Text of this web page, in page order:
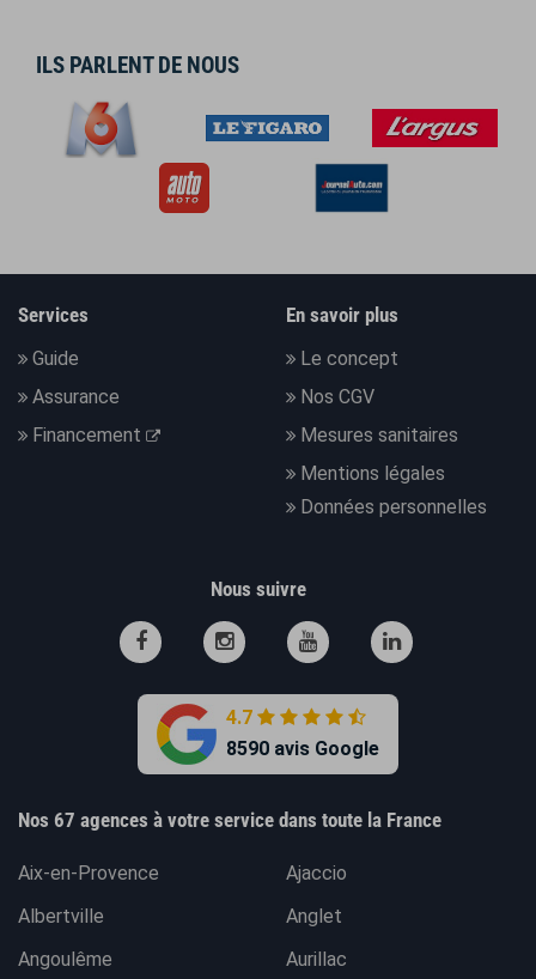
ILS PARLENT DE NOUS
Services
Guide
Assurance
Financement
En savoir plus
Le concept
Nos CGV
Mesures sanitaires
Mentions légales
Données personnelles
Nous suivre
4.7
8590 avis Google
Nos 67 agences à votre service dans toute la France
Aix-en-Provence
Ajaccio
Albertville
Anglet
Angoulême
Aurillac